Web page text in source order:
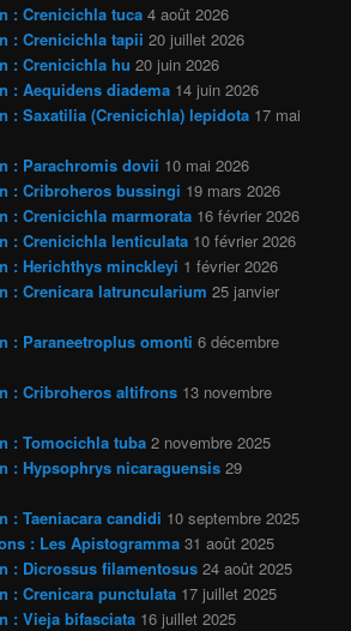
: Crenicichla tuca 4 août 2026
: Crenicichla tapii 20 juillet 2026
: Crenicichla hu 20 juin 2026
: Aequidens diadema 14 juin 2026
: Saxatilia (Crenicichla) lepidota 17 mai
: Parachromis dovii 10 mai 2026
: Cribroheros bussingi 19 mars 2026
: Crenicichla marmorata 16 février 2026
: Crenicichla lenticulata 10 février 2026
: Herichthys minckleyi 1 février 2026
: Crenicara latruncularium 25 janvier
: Paraneetroplus omonti 6 décembre
: Cribroheros altifrons 13 novembre
: Tomocichla tuba 2 novembre 2025
: Hypsophrys nicaraguensis 29
: Taeniacara candidi 10 septembre 2025
: Les Apistogramma 31 août 2025
: Dicrossus filamentosus 24 août 2025
: Crenicara punctulata 17 juillet 2025
: Vieja bifasciata 16 juillet 2025